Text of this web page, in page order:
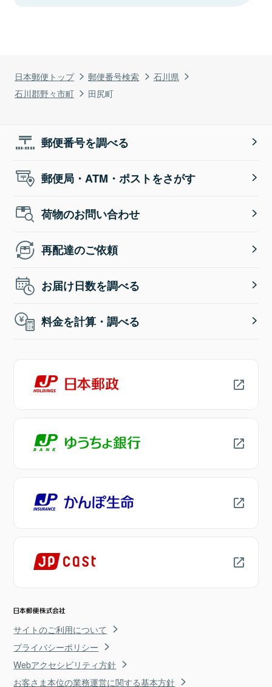
日本郵便トップ 郵便番号検索
石川県
石川郡野々市町
田尻町
郵便番号を調べる
郵便局・ATM・ポストをさがす
荷物のお問い合わせ
再配達のご依頼
お届け日数を調べる
料金を計算・調べる
サイトのご利用について
プライバシーポリシー
Webアクセシビリティ方針
お客さま本位の業務運営に関する基本方針